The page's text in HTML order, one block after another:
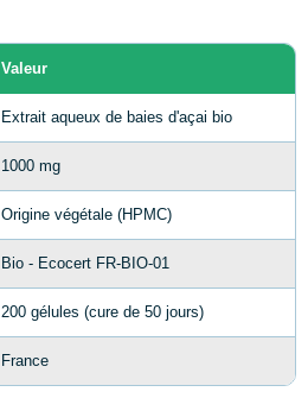
Valeur
Extrait aqueux de baies d'açai bio
1000 mg
Origine végétale (HPMC)
Bio - Ecocert FR-BIO-01
200 gélules (cure de 50 jours)
France